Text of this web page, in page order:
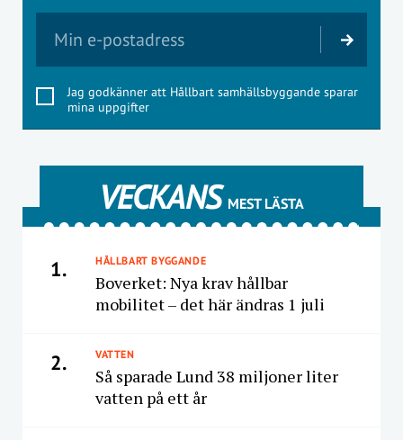
Jag godkänner att Hållbart samhällsbyggande sparar
mina uppgifter
VECKANS MEST LÄSTA
1. HÅLLBART BYGGANDE
Boverket: Nya krav hållbar
mobilitet – det här ändras 1 juli
2. VATTEN
Så sparade Lund 38 miljoner liter
vatten på ett år